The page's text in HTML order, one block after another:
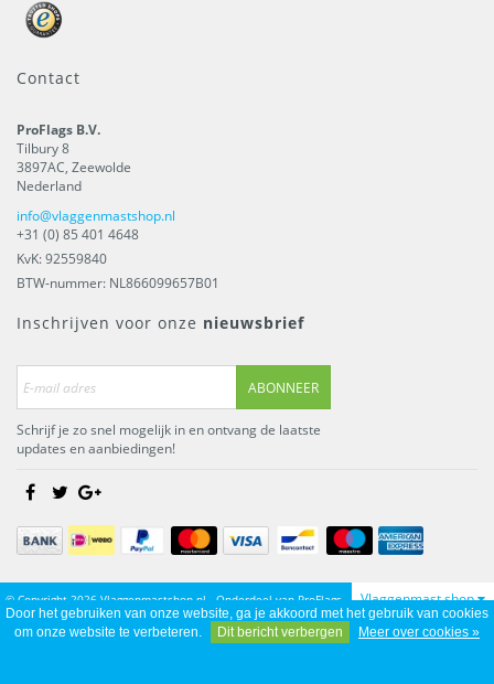
Contact
ProFlags B.V.
Tilbury 8
3897AC, Zeewolde
Nederland
info@vlaggenmastshop.nl
+31 (0) 85 401 4648
KvK: 92559840
BTW-nummer: NL866099657B01
Inschrijven voor onze nieuwsbrief
ABONNEER
Schrijf je zo snel mogelijk in en ontvang de laatste
updates en aanbiedingen!
Vlaggenmast shop
© Copyright 2026 Vlaggenmastshop.nl - Onderdeel van ProFlags
BV
Door het gebruiken van onze website, ga je akkoord met het gebruik van cookies
om onze website te verbeteren.
Dit bericht verbergen Meer over cookies »